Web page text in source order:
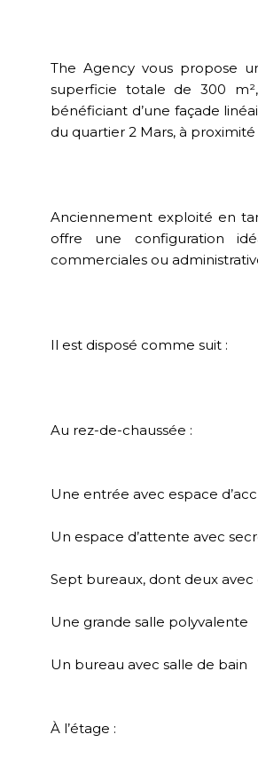
The Agency vous propose
superficie totale de 300
bénéficiant d’une façade
du quartier 2 Mars, à
Anciennement exploité en
offre une configuration
commerciales ou
Il est disposé comme suit :
Au rez-de-chaussée :
Une entrée avec espace
Un espace d’attente avec
Sept bureaux, dont deux avec
Une grande salle polyvalente
Un bureau avec salle de bain
À l’étage :